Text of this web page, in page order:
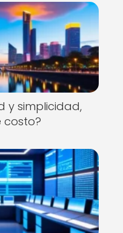
y simplicidad,
costo?